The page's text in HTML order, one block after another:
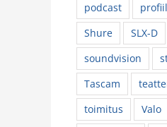
podcast
Shure
SLX-D
soundvision
Tascam
toimitus
Valo